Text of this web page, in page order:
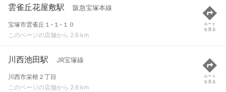
雲雀丘花屋敷駅 阪急宝塚本線
宝塚市雲雀丘１-１-１０
このページの店舗から 2.6 km
ルート
を見る
川西池田駅 JR宝塚線
川西市栄根２丁目
このページの店舗から 2.6 km
ルート
を見る